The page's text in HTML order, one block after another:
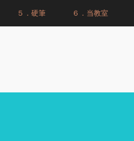
５．硬筆 ６．当教室